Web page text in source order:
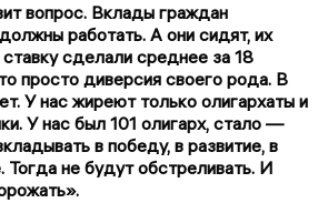
вопрос. Вклады граждан
работать. А они сидят, их
ставку сделали среднее за 18
просто диверсия своего рода. В
У нас жиреют только олигархаты и
У нас был 101 олигарх, стало —
в победу, в развитие, в
не будут обстреливать. И